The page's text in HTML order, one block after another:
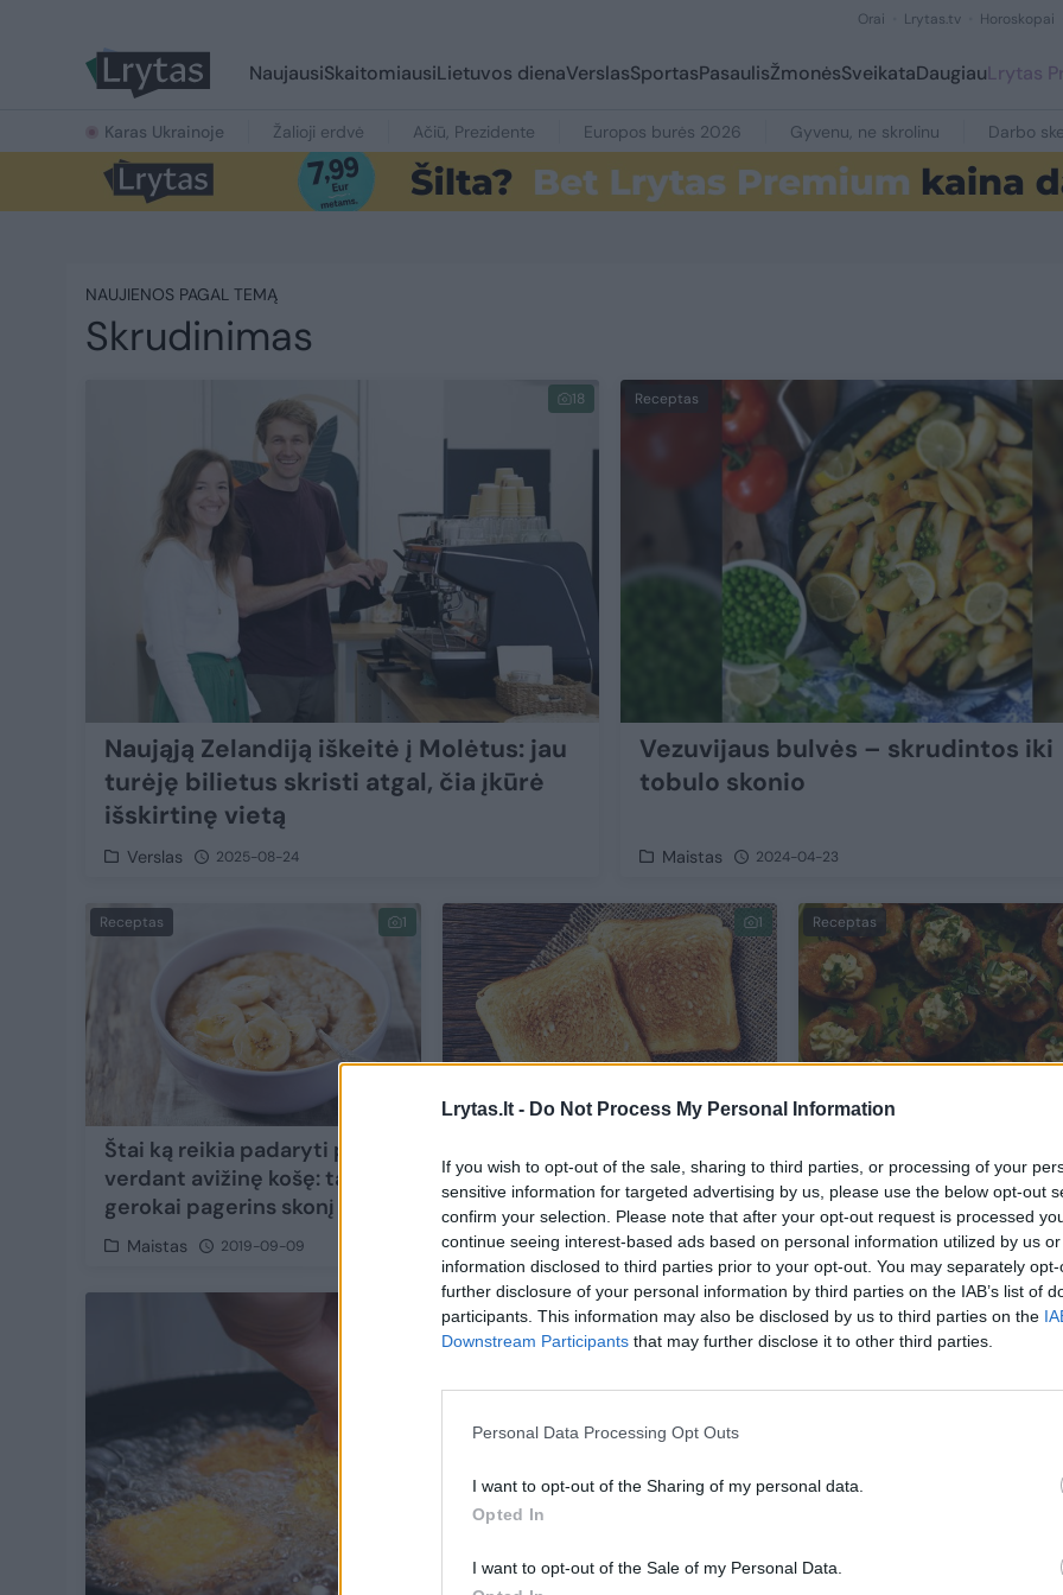
Lrytas.lt - Do Not Process My Personal Information
If you wish to opt-out of the sale, sharing to third parties, or processing of your
sensitive information for targeted advertising by us, please use the below opt-out
confirm your selection. Please note that after your opt-out request is processed
continue seeing interest-based ads based on personal information utilized by us
information disclosed to third parties prior to your opt-out. You may separately
further disclosure of your personal information by third parties on the IAB’s list of
participants. This information may also be disclosed by us to third parties on the
Downstream Participants that may further disclose it to other third parties.
Personal Data Processing Opt Outs
I want to opt-out of the Sharing of my personal data.
Opted In
I want to opt-out of the Sale of my Personal Data.
Orai Lrytas.tv Horoskopai
NaujausiSkaitomiausiLietuvos dienaVerslasSportasPasaulisŽmonėsSveikataDaugiauLrytas
Karas Ukrainoje Žalioji erdvė Ačiū, Prezidente Europos burės 2026 Gyvenu, ne skrolinu Darbo
NAUJIENOS PAGAL TEMĄ
Skrudinimas
18
Naująją Zelandiją iškeitė į Molėtus: jau
turėję bilietus skristi atgal, čia įkūrė
išskirtinę vietą
Verslas 2025-08-24
Receptas
Vezuvijaus bulvės – skrudintos iki
tobulo skonio
Maistas 2024-04-23
Receptas 1
Štai ką reikia padaryti prieš
verdant avižinę košę: tai
gerokai pagerins skonį
Maistas 2019-09-09
1
audrą internete
Maistas 2019-03-02
Receptas
ruoštų kiaušinių dar
neragavote
Maistas 2018-04-29
1